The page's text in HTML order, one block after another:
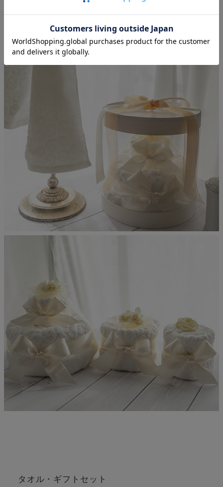
輩、頼りになる同僚や後輩に。
愛する奥様や彼女へのプレゼントにもおすすめです。
タオル・ギフトセット